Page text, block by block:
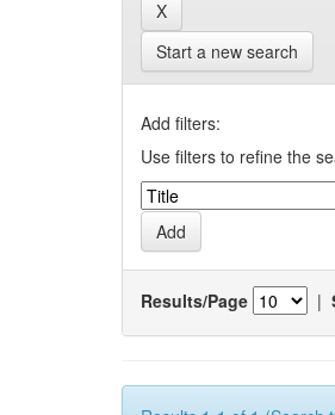
Start a new search
Add filters:
Use filters to refine the
Results/Page |